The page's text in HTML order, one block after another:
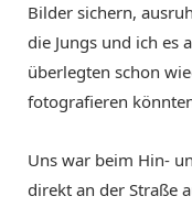
Bilder sichern,
die Jungs und ich es
überlegten schon
fotografieren
Uns war beim Hin-
direkt an der Straße